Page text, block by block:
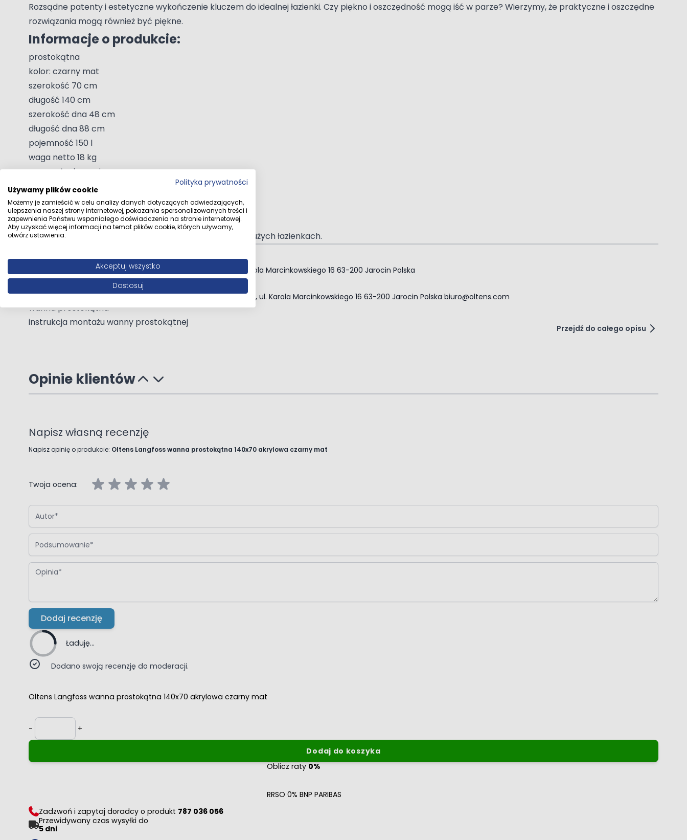
Rozsądne patenty i estetyczne wykończenie kluczem do idealnej łazienki. Czy piękno i oszczędność mogą iść w parze? Wierzymy, że praktyczne i oszczędne
rozwiązania mogą również być piękne.
Informacje o produkcie:
prostokątna
kolor: czarny mat
szerokość 70 cm
długość 140 cm
szerokość dna 48 cm
długość dna 88 cm
pojemność 150 l
waga netto 18 kg
wyposażenie: nogi
odpływ na krótszym boku
materiał: akrylowa
Przestrzeń
Dzięki niewielkim rozmiarom idealnie sprawdzi się w niedużych łazienkach.
Wanna w komplecie z zestawem montażowym składającym się z kompletu dwóch szyn i 4 nóżek o regulowanej wysokości w zakresie 12,5 ‑ 17 cm.
Zawartość zestawu:
wanna prostokątna
instrukcja montażu wanny prostokątnej
Rozwiń opis
Dane techniczne
Dane dystrybutora Oltens Sp. z o. o. ul. Karola Marcinkowskiego 16 63-200 Jarocin Polska
Dane producenta Oltens Oltens Sp. z o. o., ul. Karola Marcinkowskiego 16 63-200 Jarocin Polska biuro@oltens.com
Przejdź do całego opisu
Opinie klientów
Napisz własną recenzję
Napisz opinię o produkcie: Oltens Langfoss wanna prostokątna 140x70 akrylowa czarny mat
Twoja ocena:
Autor
Podsumowanie
Opinia
Dodaj recenzję
Ładuję...
Dodano swoją recenzję do moderacji.
Oltens Langfoss wanna prostokątna 140x70 akrylowa czarny mat
-
Ilość
+
Dodaj do koszyka
Oblicz raty0%
RRSO 0% BNP PARIBAS
Zadzwoń i zapytaj doradcy o produkt 787 036 056
Przewidywany czas wysyłki do
5 dni
Polityka prywatności
Używamy plików cookie
Możemy je zamieścić w celu analizy danych dotyczących odwiedzających,
ulepszenia naszej strony internetowej, pokazania spersonalizowanych treści i
zapewnienia Państwu wspaniałego doświadczenia na stronie internetowej.
Aby uzyskać więcej informacji na temat plików cookie, których używamy,
otwórz ustawienia.
Akceptuj wszystko
Dostosuj